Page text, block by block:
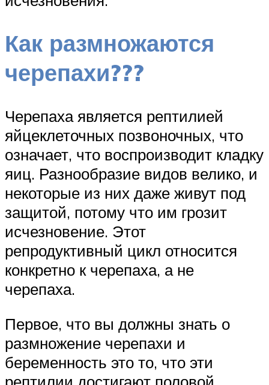
Как размножаются
черепахи???
Черепаха является рептилией
яйцеклеточных позвоночных, что
означает, что воспроизводит кладку
яиц. Разнообразие видов велико, и
некоторые из них даже живут под
защитой, потому что им грозит
исчезновение. Этот
репродуктивный цикл относится
конкретно к черепаха, а не
черепаха.
Первое, что вы должны знать о
размножение черепахи и
беременность это то, что эти